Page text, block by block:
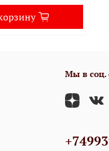
Мы в соц.